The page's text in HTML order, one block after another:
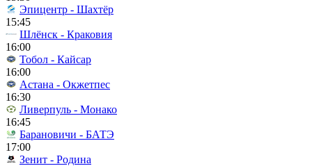
Эпицентр - Шахтёр
15:45
Шлёнск - Краковия
16:00
Тобол - Кайсар
16:00
Астана - Окжетпес
16:30
Ливерпуль - Монако
16:45
Барановичи - БАТЭ
17:00
Зенит - Родина